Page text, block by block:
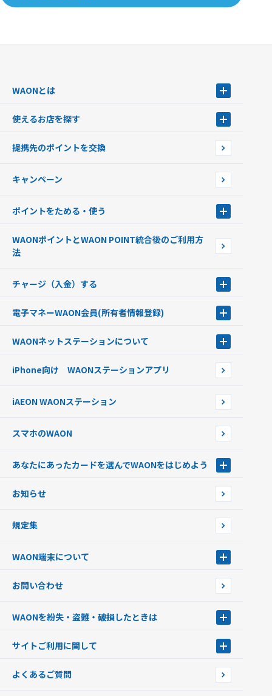
WAONとは
WAONを申込む
インターネット上でのお買い物について（ネット決済）
使えるお店を探す
店舗検索
イオン銀行ATM設置場所
提携先のポイントを交換
キャンペーン
ポイントをためる・使う
ポイントの有効期限について
WAONポイントとWAON POINT統合後のご利用方
法
チャージ（入金）する
現金でチャージする
銀行口座・ATMからチャージする
オートチャージ
ポイントからチャージする
チャージ上限金額の変更について
電子マネーWAON会員(所有者情報登録)
WAON POINTサービス会員登録に伴う個人データの共同利用のお知
WAONネットステーションについて
WAONネットステーションWAON端末について
iPhone向け WAONステーションアプリ
iAEON WAONステーション
スマホのWAON
あなたにあったカードを選んでWAONをはじめよう
フードバンク応援WAON
ご当地WAON
G.G WAON
WAONカード・WAONカードプラス
モバイルWAON
提携WAONカード
お知らせ
規定集
WAON端末について
WAONネットステーション
新型WAONステーション
WAONチャージャーmini
お問い合わせ
WAONを紛失・盗難・破損したときは
WAONカードの拾得について
サイトご利用に関して
企業情報
よくあるご質問